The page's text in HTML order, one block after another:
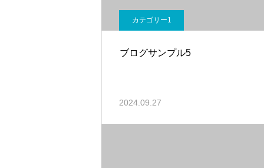
カテゴリー1
ブログサンプル5
2024.09.27